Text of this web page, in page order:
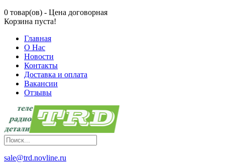
0 товар(ов) - Цена договорная
Корзина пуста!
Главная
О Нас
Новости
Контакты
Доставка и оплата
Вакансии
Отзывы
sale@trd.novline.ru